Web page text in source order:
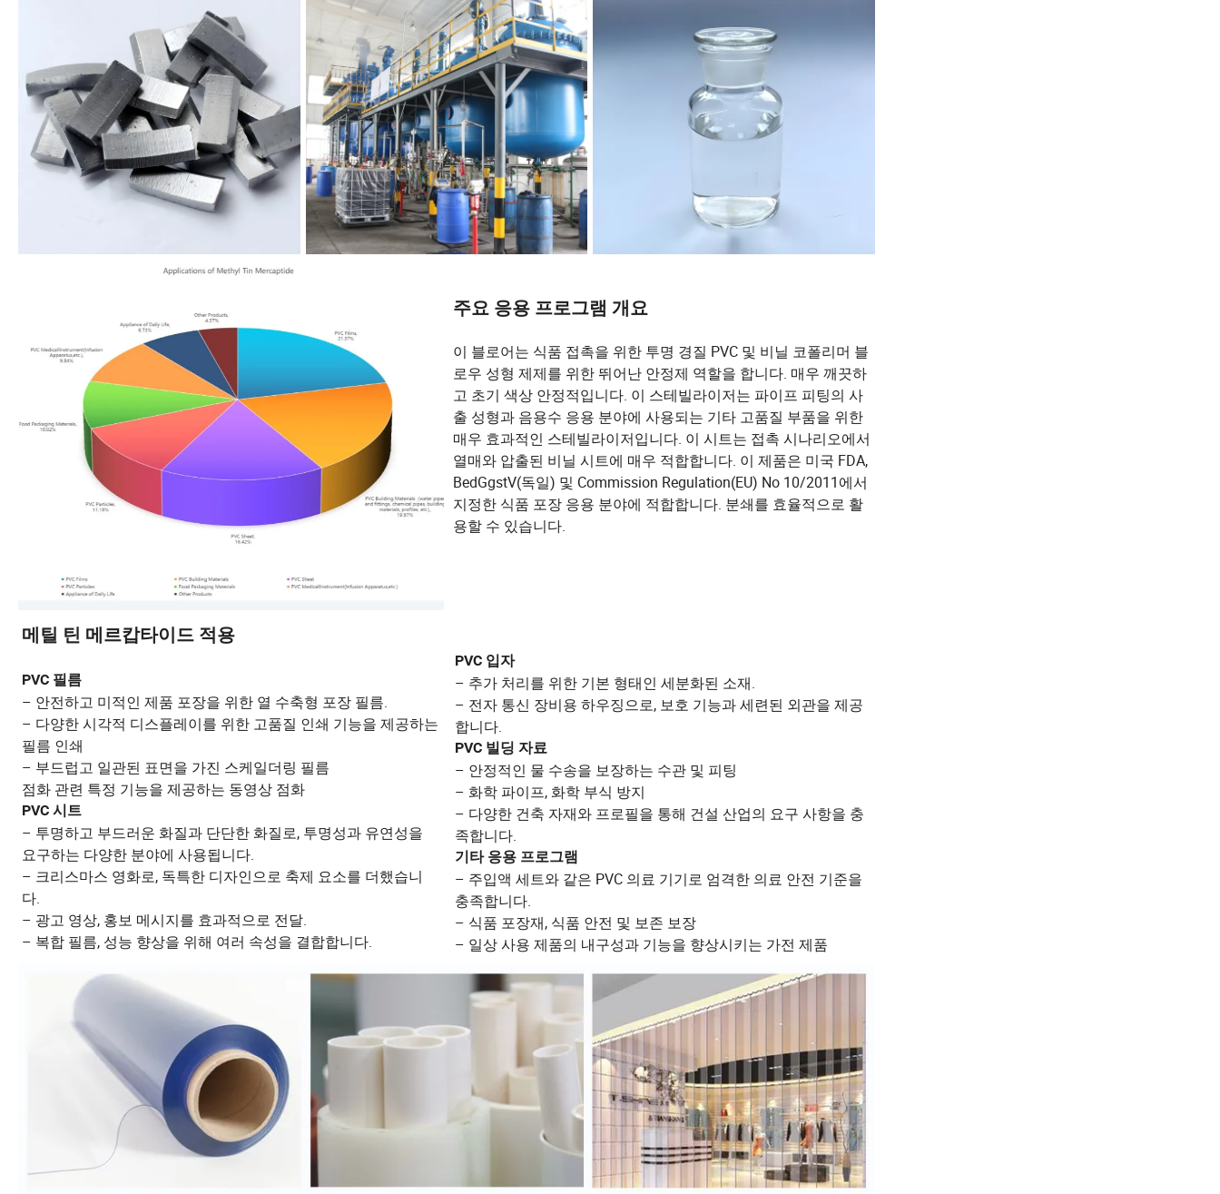
주요 응용 프로그램 개요
이 블로어는 식품 접촉을 위한 투명 경질 PVC 및 비닐 코폴리머 블
로우 성형 제제를 위한 뛰어난 안정제 역할을 합니다. 매우 깨끗하
고 초기 색상 안정적입니다. 이 스테빌라이저는 파이프 피팅의 사
출 성형과 음용수 응용 분야에 사용되는 기타 고품질 부품을 위한
매우 효과적인 스테빌라이저입니다. 이 시트는 접촉 시나리오에서
열매와 압출된 비닐 시트에 매우 적합합니다. 이 제품은 미국 FDA,
BedGgstV(독일) 및 Commission Regulation(EU) No 10/2011에서
지정한 식품 포장 응용 분야에 적합합니다. 분쇄를 효율적으로 활
용할 수 있습니다.
메틸 틴 메르캅타이드 적용
PVC 필름
– 안전하고 미적인 제품 포장을 위한 열 수축형 포장 필름.
– 다양한 시각적 디스플레이를 위한 고품질 인쇄 기능을 제공하는
필름 인쇄
– 부드럽고 일관된 표면을 가진 스케일더링 필름
점화 관련 특정 기능을 제공하는 동영상 점화
PVC 시트
– 투명하고 부드러운 화질과 단단한 화질로, 투명성과 유연성을
요구하는 다양한 분야에 사용됩니다.
– 크리스마스 영화로, 독특한 디자인으로 축제 요소를 더했습니
다.
– 광고 영상, 홍보 메시지를 효과적으로 전달.
– 복합 필름, 성능 향상을 위해 여러 속성을 결합합니다.
PVC 입자
– 추가 처리를 위한 기본 형태인 세분화된 소재.
– 전자 통신 장비용 하우징으로, 보호 기능과 세련된 외관을 제공
합니다.
PVC 빌딩 자료
– 안정적인 물 수송을 보장하는 수관 및 피팅
– 화학 파이프, 화학 부식 방지
– 다양한 건축 자재와 프로필을 통해 건설 산업의 요구 사항을 충
족합니다.
기타 응용 프로그램
– 주입액 세트와 같은 PVC 의료 기기로 엄격한 의료 안전 기준을
충족합니다.
– 식품 포장재, 식품 안전 및 보존 보장
– 일상 사용 제품의 내구성과 기능을 향상시키는 가전 제품